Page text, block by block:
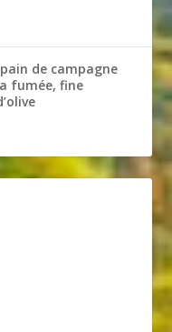
de campagne
fumée, fine